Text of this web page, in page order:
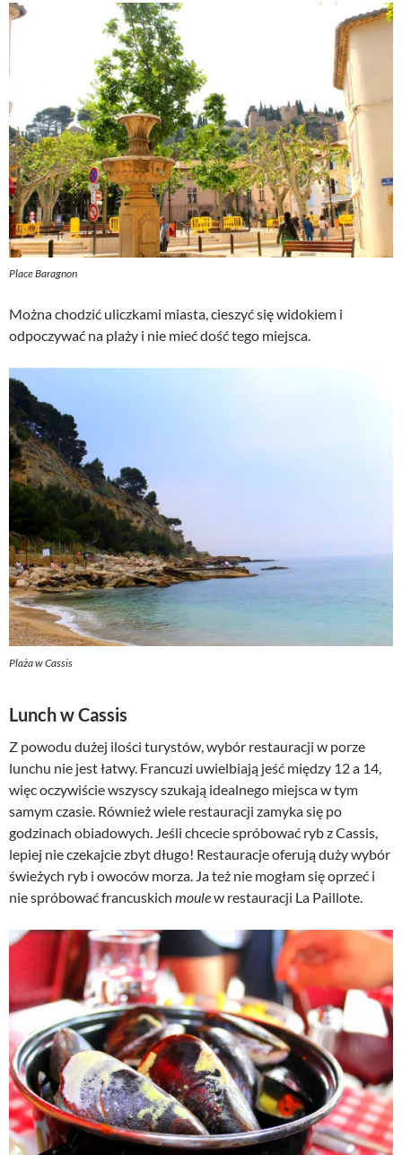
Place Baragnon
Można chodzić uliczkami miasta, cieszyć się widokiem i
odpoczywać na plaży i nie mieć dość tego miejsca.
Plaża w Cassis
Lunch w Cassis
Z powodu dużej ilości turystów, wybór restauracji w porze
lunchu nie jest łatwy. Francuzi uwielbiają jeść między 12 a 14,
więc oczywiście wszyscy szukają idealnego miejsca w tym
samym czasie. Również wiele restauracji zamyka się po
godzinach obiadowych. Jeśli chcecie spróbować ryb z Cassis,
lepiej nie czekajcie zbyt długo! Restauracje oferują duży wybór
świeżych ryb i owoców morza. Ja też nie mogłam się oprzeć i
nie spróbować francuskich moulew restauracji La Paillote.